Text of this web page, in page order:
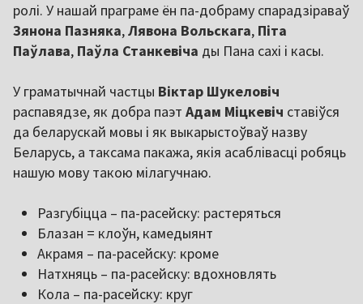
ролі. У нашай праграме ён па-добраму спарадзіраваў
Зянона Пазняка,Лявона Вольскага, Піта
Паўлава, Паўла Станкевіча ды Пана сахі і касы.
У граматычнай частцы Віктар Шукеловіч
распавядзе, як добра паэт Адам Міцкевіч ставіўся
да беларускай мовы і як выкарыстоўваў назву
Беларусь, а таксама пакажа, якія асаблівасці робяць
нашую мову такою мілагучнаю.
Разгубіцца – па-расейску: растеряться
Блазан = клоўн, камедыянт
Акрамя – па-расейску: кроме
Натхняць – па-расейску: вдохновлять
Кола – па-расейску: круг